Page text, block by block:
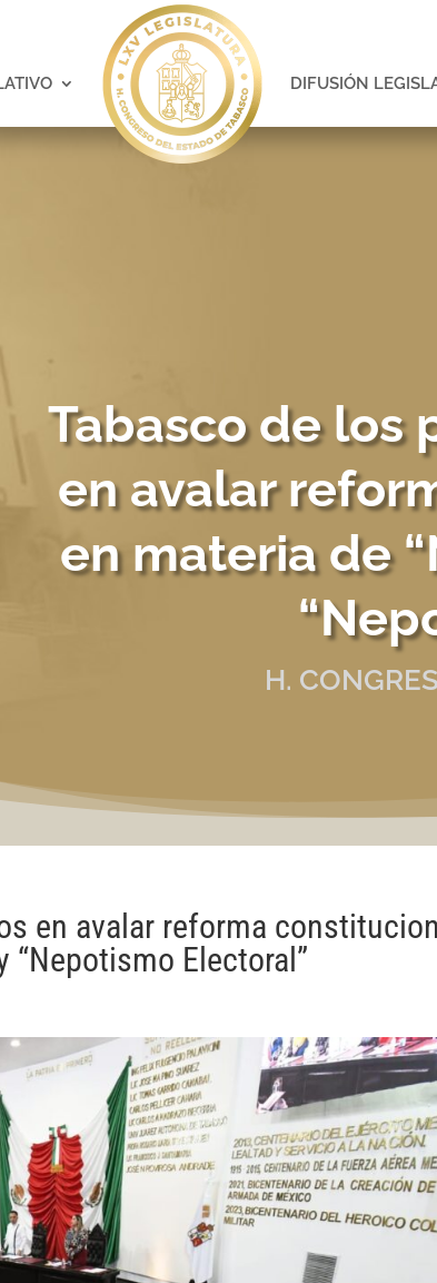
DIFUSIÓN
Tabasco de los
en avalar
en materia de
H.
en avalar reforma
“Nepotismo Electoral”